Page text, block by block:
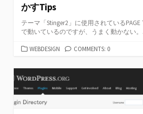
かすTips
テーマ「Stinger2」に使用されているPAGE
で動いているのですが、うまく動かない。
カ
ゴ
リ
ー
WEBDESIGN COMMENTS: 0